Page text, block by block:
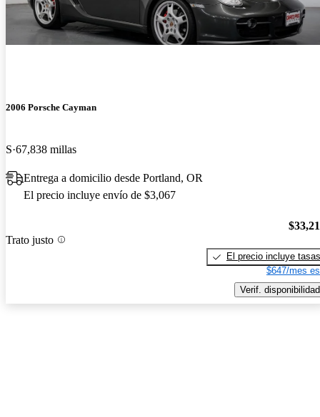
2006 Porsche Cayman
S 67,838 millas
Entrega a domicilio desde Portland, OR
El precio incluye envío de $3,067
Trato justo
El precio incluye tasas
$647/mes
Verif. disponibilidad